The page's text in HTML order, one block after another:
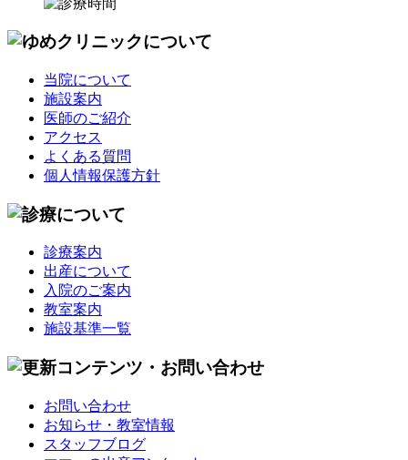
当院について
施設案内
医師のご紹介
アクセス
よくある質問
個人情報保護方針
診療案内
出産について
入院のご案内
教室案内
施設基準一覧
お問い合わせ
お知らせ・教室情報
スタッフブログ